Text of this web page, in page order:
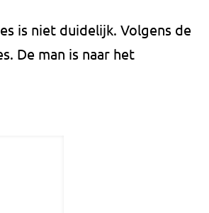
is niet duidelijk. Volgens de
De man is naar het